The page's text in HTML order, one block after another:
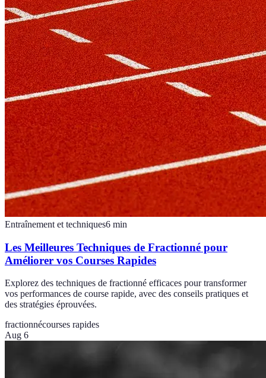
Entraînement et techniques6 min
Les Meilleures Techniques de Fractionné pour
Améliorer vos Courses Rapides
Explorez des techniques de fractionné efficaces pour transformer
vos performances de course rapide, avec des conseils pratiques et
des stratégies éprouvées.
fractionnécourses rapides
Aug 6